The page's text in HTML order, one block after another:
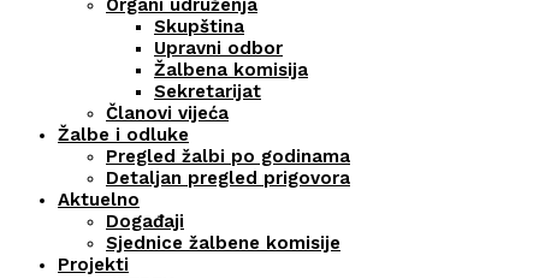
Skupština
Upravni odbor
Žalbena komisija
Sekretarijat
Članovi vijeća
Žalbe i odluke
Pregled žalbi po godinama
Detaljan pregled prigovora
Aktuelno
Događaji
Sjednice žalbene komisije
Projekti